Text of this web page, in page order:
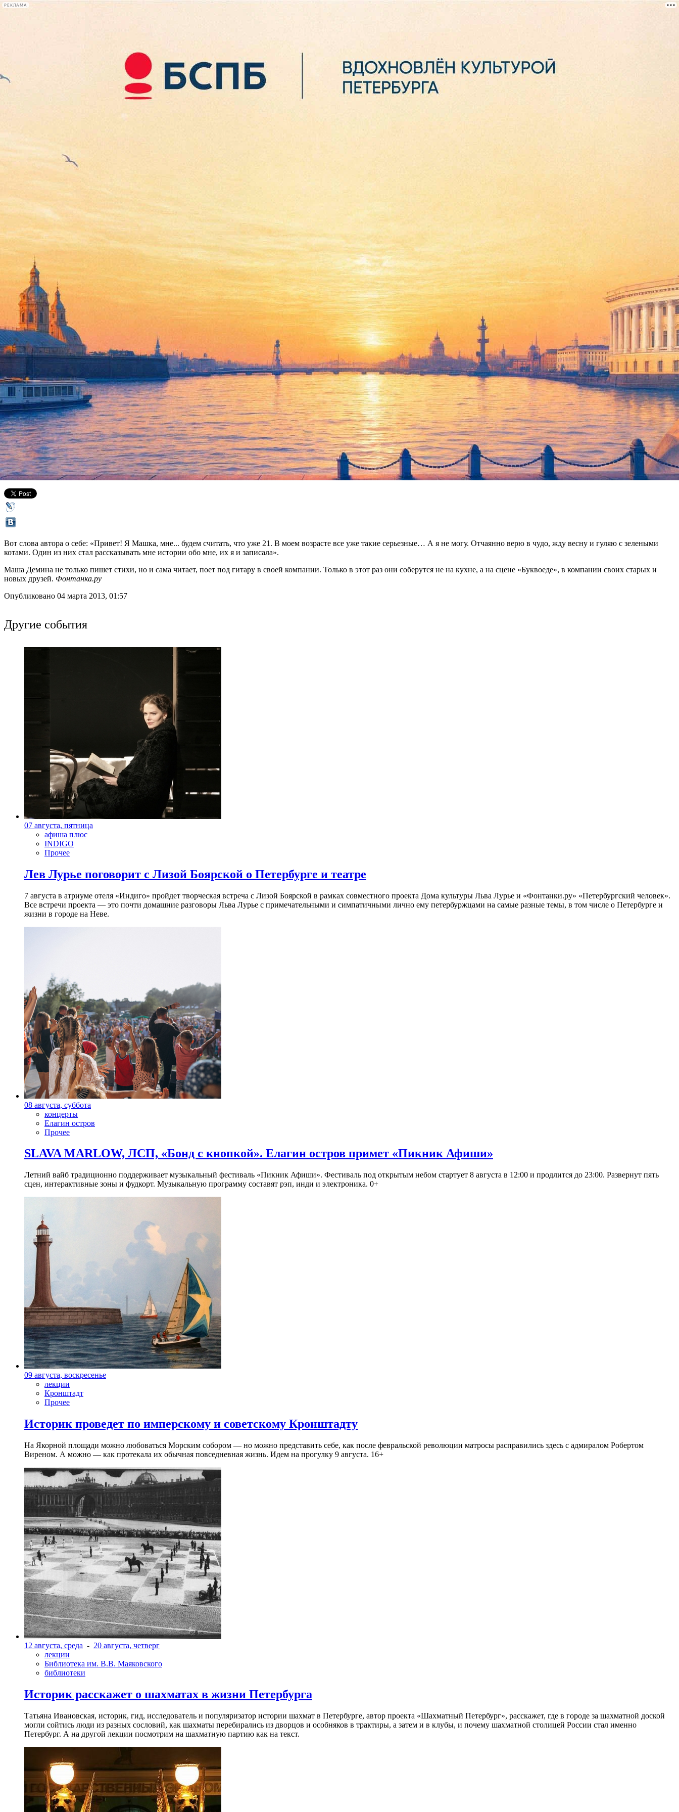
РЕКЛАМА
лекции
книги
Презентация первого поэтического сборника Маши Деминой «Истории зеленого кота»
09 марта 2013, суббота,16.00
Версия для печати
Все книги
Буквоед на Восстания
Все книжные магазины
Вот слова автора о себе: «Привет! Я Машка, мне... будем считать, что уже 21. В моем возрасте все уже такие серьезные… А я не могу. Отчаянно верю в чудо, жду весну и гуляю с зелеными
котами. Один из них стал рассказывать мне истории обо мне, их я и записала».
Маша Демина не только пишет стихи, но и сама читает, поет под гитару в своей компании. Только в этот раз они соберутся не на кухне, а на сцене «Буквоеде», в компании своих старых и
новых друзей. Фонтанка.ру
Опубликовано 04 марта 2013, 01:57
Другие события
07 августа, пятница
афиша плюс
INDIGO
Прочее
Лев Лурье поговорит с Лизой Боярской о Петербурге и театре
7 августа в атриуме отеля «Индиго» пройдет творческая встреча с Лизой Боярской в рамках совместного проекта Дома культуры Льва Лурье и «Фонтанки.ру» «Петербургский человек».
Все встречи проекта — это почти домашние разговоры Льва Лурье с примечательными и симпатичными лично ему петербуржцами на самые разные темы, в том числе о Петербурге и
жизни в городе на Неве.
08 августа, суббота
концерты
Елагин остров
Прочее
SLAVA MARLOW, ЛСП, «Бонд с кнопкой». Елагин остров примет «Пикник Афиши»
Летний вайб традиционно поддерживает музыкальный фестиваль «Пикник Афиши». Фестиваль под открытым небом стартует 8 августа в 12:00 и продлится до 23:00. Развернут пять
сцен, интерактивные зоны и фудкорт. Музыкальную программу составят рэп, инди и электроника. 0+
09 августа, воскресенье
лекции
Кронштадт
Прочее
Историк проведет по имперскому и советскому Кронштадту
На Якорной площади можно любоваться Морским собором — но можно представить себе, как после февральской революции матросы расправились здесь с адмиралом Робертом
Виреном. А можно — как протекала их обычная повседневная жизнь. Идем на прогулку 9 августа. 16+
12 августа, среда - 20 августа, четверг
лекции
Библиотека им. В.В. Маяковского
библиотеки
Историк расскажет о шахматах в жизни Петербурга
Татьяна Ивановская, историк, гид, исследователь и популяризатор истории шахмат в Петербурге, автор проекта «Шахматный Петербург», расскажет, где в городе за шахматной доской
могли сойтись люди из разных сословий, как шахматы перебирались из дворцов и особняков в трактиры, а затем и в клубы, и почему шахматной столицей России стал именно
Петербург. А на другой лекции посмотрим на шахматную партию как на текст.